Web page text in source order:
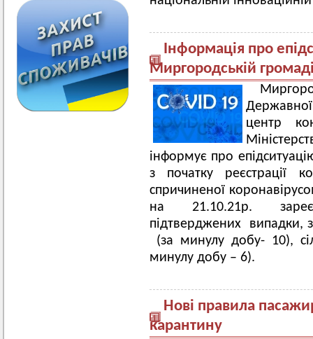
Інформація про
Миргородській
центр
інформує про
з початку реєстрації
спричиненої
на 21.10.21р.
підтверджених випадки,
(за минулу добу- 10),
минулу добу – 6).
Нові правила
карантину